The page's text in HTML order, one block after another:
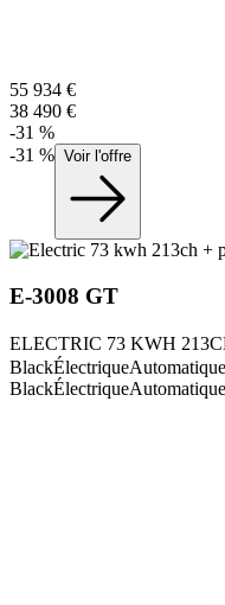
55 934 €
38 490 €
-31 %
-31 % Voir l'offre
E-3008 GT
ELECTRIC 73 KWH
BlackÉlectriqueAutomatique
BlackÉlectriqueAutomatique